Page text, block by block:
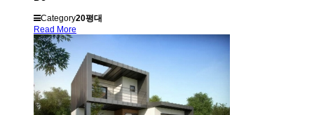
Category20평대
Read More